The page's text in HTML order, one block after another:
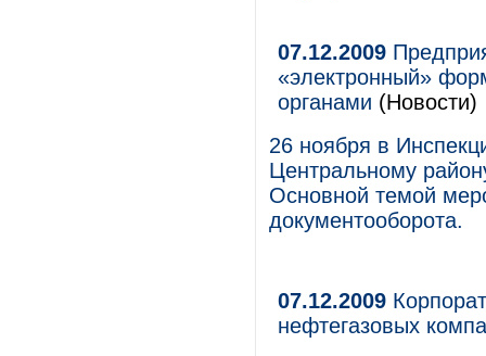
07.12.2009
«электронный»
органами (Новости)
26 ноября в
Центральному
Основной темой
документооборота.
07.12.2009
нефтегазовых